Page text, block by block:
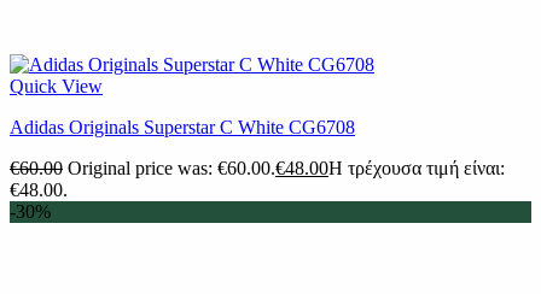
Quick View
Adidas Originals Superstar C White CG6708
€60.00 Original price was: €60.00.€48.00Η τρέχουσα τιμή είναι:
€48.00.
-30%